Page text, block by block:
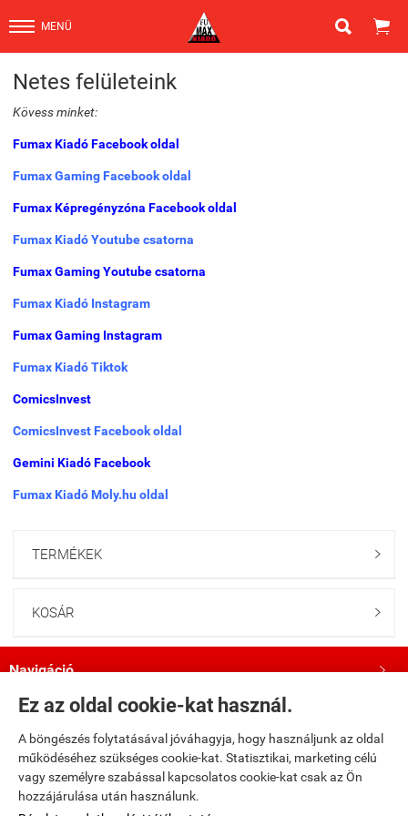
Ez az oldal cookie-kat használ.
A böngészés folytatásával jóváhagyja, hogy használjunk az oldal
működéséhez szükséges cookie-kat. Statisztikai, marketing célú
vagy személyre szabással kapcsolatos cookie-kat csak az Ön
hozzájárulása után használunk.
MENÜ  
Netes felületeink
Kövess minket:
Fumax Kiadó Facebook oldal
Fumax Gaming Facebook oldal
Fumax Képregényzóna Facebook oldal
Fumax Kiadó Youtube csatorna
Fumax Gaming Youtube csatorna
Fumax Kiadó Instagram
Fumax Gaming Instagram
Fumax Kiadó Tiktok
ComicsInvest
ComicsInvest Facebook oldal
Gemini Kiadó Facebook
Fumax Kiadó Moly.hu oldal
TERMÉKEK 
KOSÁR 
Navigáció 
Saját fiók
Bemutatkozás